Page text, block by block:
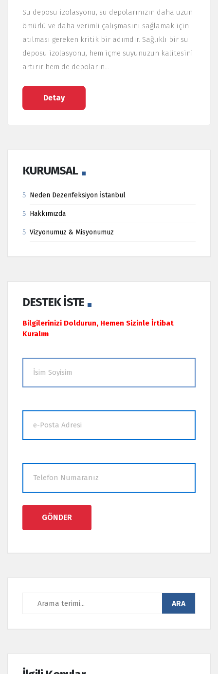
Su deposu izolasyonu, su depolarınızın daha uzun
ömürlü ve daha verimli çalışmasını sağlamak için
atılması gereken kritik bir adımdır. Sağlıklı bir su
deposu izolasyonu, hem içme suyunuzun kalitesini
artırır hem de depoların…
Detay
KURUMSAL
Neden Dezenfeksiyon İstanbul
Hakkımızda
Vizyonumuz & Misyonumuz
DESTEK İSTE
Bilgilerinizi Doldurun, Hemen Sizinle İrtibat
Kuralım